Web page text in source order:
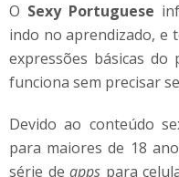
O Sexy Portuguese
indo no aprendizado, e
expressões básicas
funciona sem precisar
Devido ao conteúdo
para maiores de 18
série de apps para